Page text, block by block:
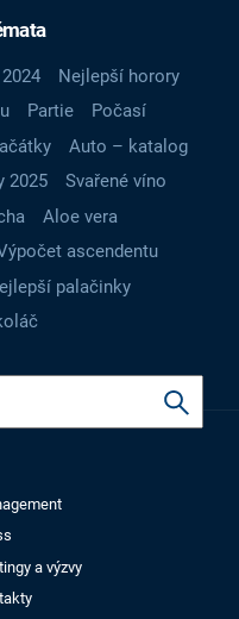
Nejlepší horory
Partie
Počasí
Auto – katalog
2025
Svařené víno
Aloe vera
ascendentu
palačinky
a výzvy